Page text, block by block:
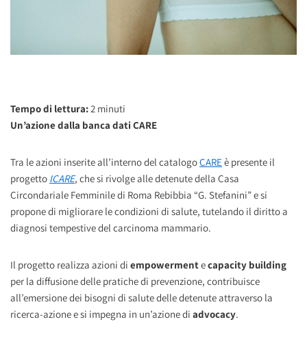
Tempo di lettura:2 minuti
Un’azione dalla banca dati CARE
Tra le azioni inserite all’interno del catalogoCAREè presente il
progetto ICARE, che si rivolge alle detenute della Casa
Circondariale Femminile di Roma Rebibbia “G. Stefanini” e si
propone di migliorare le condizioni di salute, tutelando il diritto a
diagnosi tempestive del carcinoma mammario.
Il progetto realizza azioni di empowermentecapacity building
per la diffusione delle pratiche di prevenzione, contribuisce
all’emersione dei bisogni di salute delle detenute attraverso la
ricerca-azione e si impegna in un’azione di advocacy.